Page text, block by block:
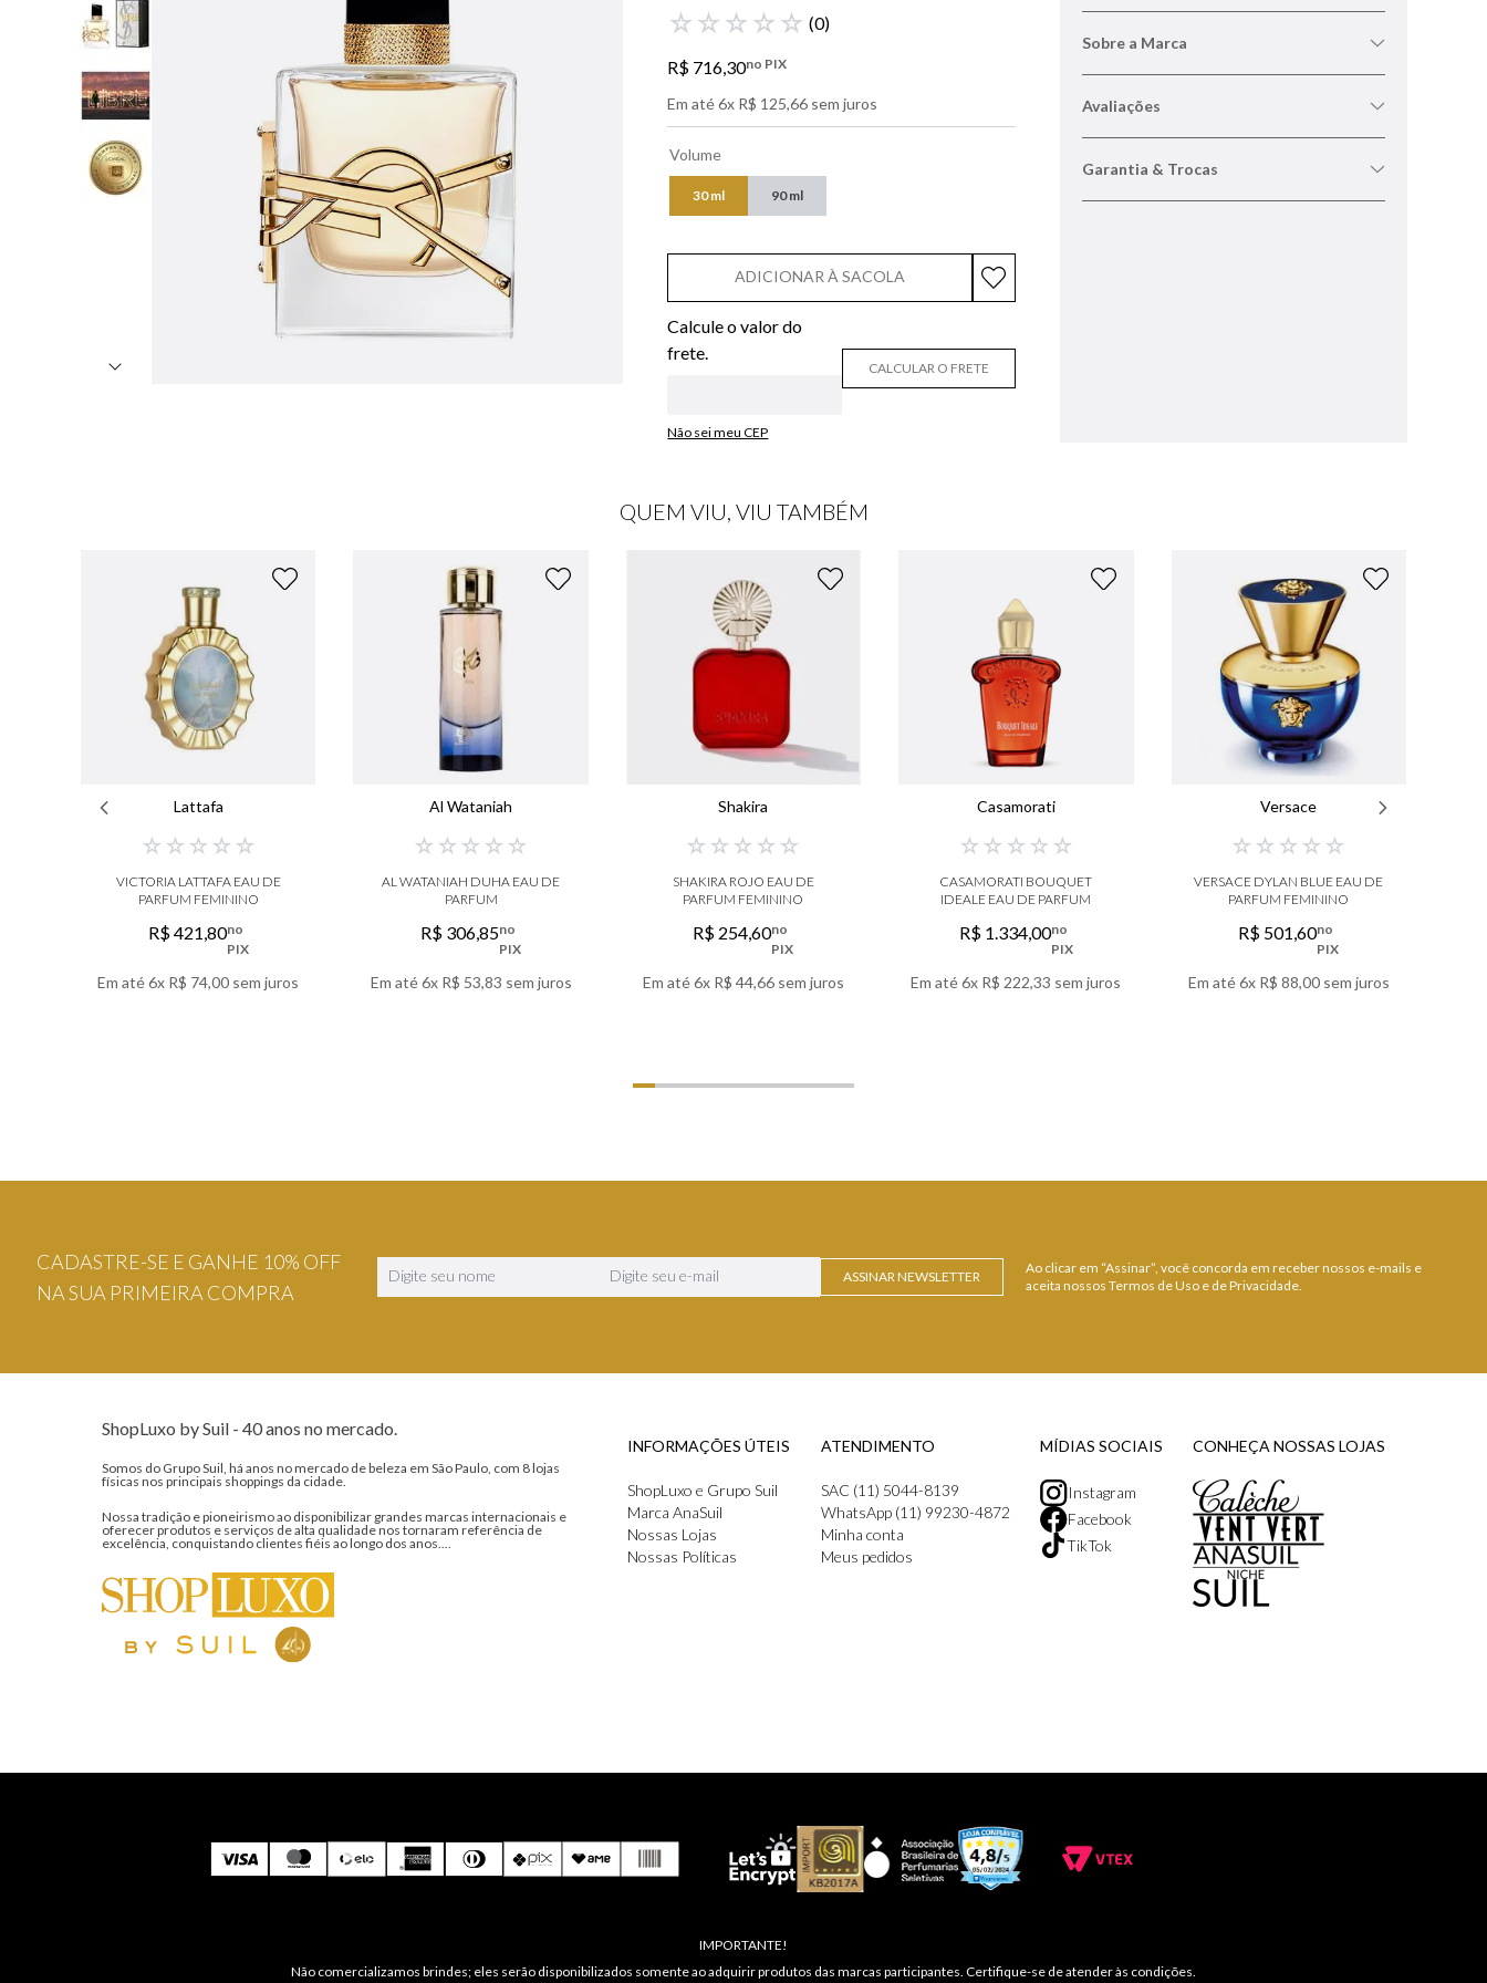
☆ ☆ ☆ ☆ ☆ (0)
R$ 716,30no PIX
Em até6x R$ 125,66 sem juros
Volume
30 ml 90 ml
ADICIONAR À SACOLA
Não sei meu CEP
CALCULAR O FRETE
Sobre a Marca
Avaliações
Garantia & Trocas
QUEM VIU, VIU TAMBÉM
Lattafa
☆ ☆ ☆ ☆ ☆
VICTORIA LATTAFA EAU DE
PARFUM FEMININO
R$421,80no
PIX
Em até6x R$ 74,00 sem juros
Al Wataniah
☆ ☆ ☆ ☆ ☆
AL WATANIAH DUHA EAU DE
PARFUM
R$ 306,85no
PIX
Em até6x R$ 53,83 sem juros
Shakira
☆ ☆ ☆ ☆ ☆
SHAKIRA ROJO EAU DE
PARFUM FEMININO
R$ 254,60no
PIX
Em até6x R$ 44,66sem juros
Casamorati
☆ ☆ ☆ ☆ ☆
CASAMORATI BOUQUET
IDEALE EAU DE PARFUM
R$ 1.334,00no
PIX
Em até6x R$ 222,33 sem juros
Versace
☆ ☆ ☆ ☆ ☆
VERSACE DYLAN BLUE EAU DE
PARFUM FEMININO
R$ 501,60no
PIX
Em até6x R$ 88,00sem juros
CADASTRE-SE E GANHE 10% OFF
NA SUA PRIMEIRA COMPRA
ASSINAR NEWSLETTER
Ao clicar em “Assinar”, você concorda em receber nossos e-mails e
aceita nossos Termos de Uso e de Privacidade.
ShopLuxo by Suil - 40 anos no mercado.
Somos do Grupo Suil, há anos no mercado de beleza em São Paulo, com 8 lojas
físicas nos principais shoppings da cidade.
Nossa tradição e pioneirismo ao disponibilizar grandes marcas internacionais e
oferecer produtos e serviços de alta qualidade nos tornaram referência de
excelência, conquistando clientes fiéis ao longo dos anos....
INFORMAÇÕES ÚTEIS
ShopLuxo e Grupo Suil
Marca AnaSuil
Nossas Lojas
Nossas Políticas
ATENDIMENTO
SAC (11) 5044-8139
WhatsApp (11) 99230-4872
Minha conta
Meus pedidos
MÍDIAS SOCIAIS
Instagram
Facebook
TikTok
CONHEÇA NOSSAS LOJAS
IMPORTANTE!
Não comercializamos brindes; eles serão disponibilizados somente ao adquirir produtos das marcas participantes. Certifique-se de atender às condições.
9º
boss
10º